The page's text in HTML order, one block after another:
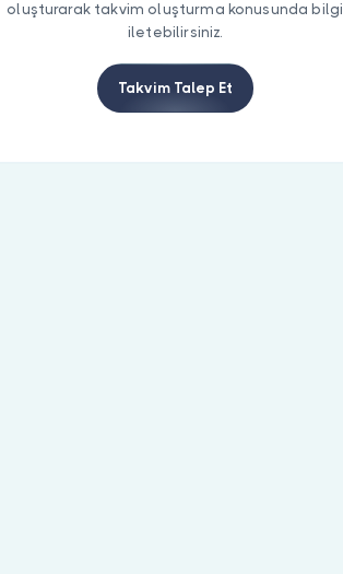
oluşturarak takvim oluşturma konusunda bilgi
iletebilirsiniz.
Takvim Talep Et